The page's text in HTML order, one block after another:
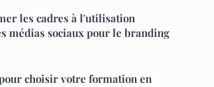
les cadres à l'utilisation
médias sociaux pour le branding
choisir votre formation en